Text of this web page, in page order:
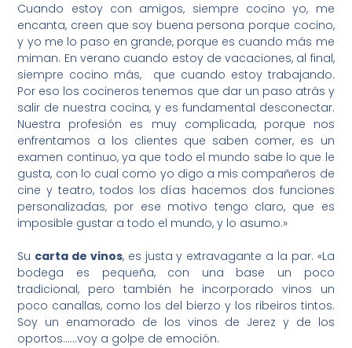
Cuando estoy con amigos, siempre cocino yo, me
encanta, creen que soy buena persona porque cocino,
y yo me lo paso en grande, porque es cuando más me
miman. En verano cuando estoy de vacaciones, al final,
siempre cocino más, que cuando estoy trabajando.
Por eso los cocineros tenemos que dar un paso atrás y
salir de nuestra cocina, y es fundamental desconectar.
Nuestra profesión es muy complicada, porque nos
enfrentamos a los clientes que saben comer, es un
examen continuo, ya que todo el mundo sabe lo que le
gusta, con lo cual como yo digo a mis compañeros de
cine y teatro, todos los días hacemos dos funciones
personalizadas, por ese motivo tengo claro, que es
imposible gustar a todo el mundo, y lo asumo.»
Su carta de vinos, es justa y extravagante a la par. «La
bodega es pequeña, con una base un poco
tradicional, pero también he incorporado vinos un
poco canallas, como los del bierzo y los ribeiros tintos.
Soy un enamorado de los vinos de Jerez y de los
oportos……voy a golpe de emoción.